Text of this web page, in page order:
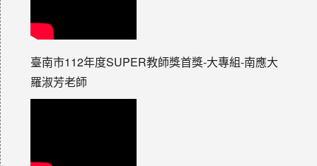
臺南市112年度SUPER教師獎首獎-大專組-南應大
羅淑芳老師